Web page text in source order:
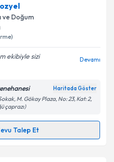
için randevu takvimi talebi
randevu almanız için bir
e-posta ile bilgilendireceğiz.
ilişkin
Aydınlatma
kişisel verilerimin belirtilen
kabul ediyorum.
Gönder
ve Doğum
ekibiyle sizi
Devamı
Haritada Göster
M. Gökay Plaza, No: 23, Kat: 2,
çaprazı)
Talep Et